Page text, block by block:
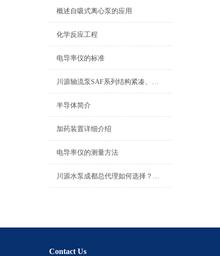
概述自吸式离心泵的应用
化学反应工程
电导率仪的标准
川源轴流泵SAF系列结构紧凑、安装方便
半导体简介
加药装置详细介绍
电导率仪的测量方法
川源水泵成都总代理如何选择？优势在哪里？
Contact Us